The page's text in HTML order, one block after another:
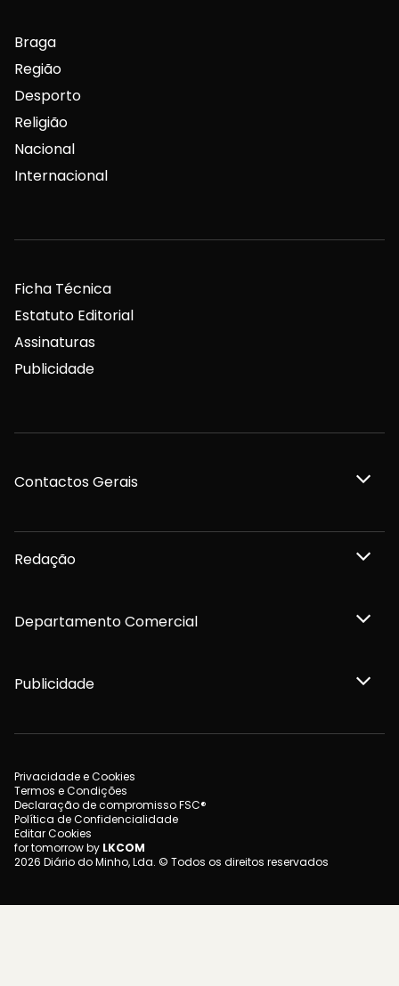
Braga
Região
Desporto
Religião
Nacional
Internacional
Ficha Técnica
Estatuto Editorial
Assinaturas
Publicidade
Contactos Gerais
Redação
Departamento Comercial
Publicidade
Privacidade e Cookies
Termos e Condições
Declaração de compromisso FSC®
Política de Confidencialidade
Editar Cookies
for tomorrow by LKCOM
2026 Diário do Minho, Lda. © Todos os direitos reservados